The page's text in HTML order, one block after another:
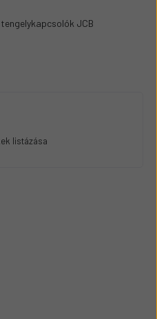
JCB
listázása